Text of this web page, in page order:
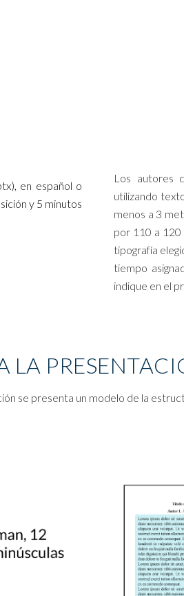
en español o
y 5 minutos
Los autores
utilizando
menos a 3
por 110 a 120
tipografía
tiempo
indique en el
LA
se presenta un modelo de la